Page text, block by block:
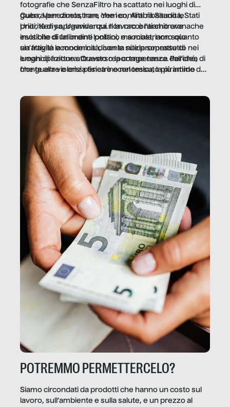
fotografie che SenzaFiltro ha scattato nei luoghi di
guerra per dimostrare che i conflitti ribaltano le
priorità di sopravvivenza. Il lavoro è l’architrave
invisibile di un ordine politico e sociale, non solo
un’attività economica: diventa nitida soprattutto nei
luoghi di frattura. Questo reportage nasce dall’idea
che guerre e crisi penetrino nel tessuto più intimo
Cuba, Venezuela, Iran, Yemen, Arabia Saudita, Stati
Uniti, Kenya, Uganda: qui non raccontiamo cronache
esotiche di fallimenti lontani, ma mostriamo quanto
sia fragile la modernità, con le sue promesse di
emancipazione attraverso la competenza. Perché, di
fronte alla violenza fisica o economica, la piramide del
POTREMMO PERMETTERCELO?
Siamo circondati da prodotti che hanno un costo sul
lavoro, sull’ambiente e sulla salute, e un prezzo al